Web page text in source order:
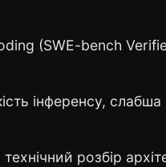
(SWE-bench
інференсу,
розбір